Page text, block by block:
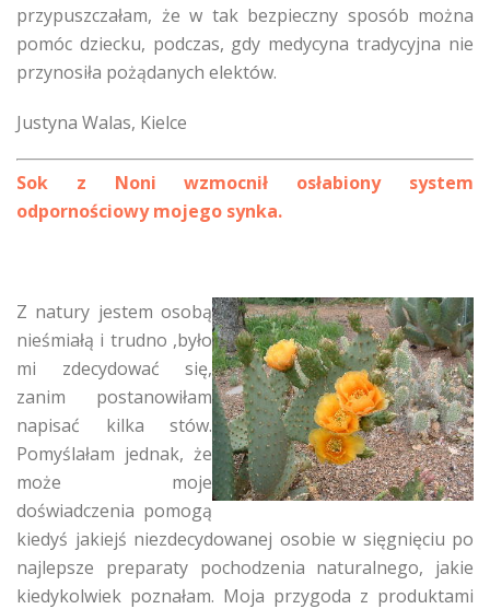
przypuszczałam, że w tak bezpieczny sposób można
pomóc dziecku, podczas, gdy medycyna tradycyjna nie
przynosiła pożądanych elektów.
Justyna Walas, Kielce
Sok z Noni wzmocnił osłabiony system
odpornościowy mojego synka.
Z natury jestem osobą
nieśmiałą i trudno ,było
mi zdecydować się,
zanim postanowiłam
napisać kilka stów.
Pomyślałam jednak, że
może moje
doświadczenia pomogą
kiedyś jakiejś niezdecydowanej osobie w sięgnięciu po
najlepsze preparaty pochodzenia naturalnego, jakie
kiedykolwiek poznałam. Moja przygoda z produktami